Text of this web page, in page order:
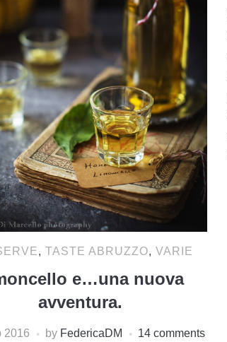
, TASTE ABRUZZO, VARIE
e…una nuova
avventura.
2016 by FedericaDM 14 comments